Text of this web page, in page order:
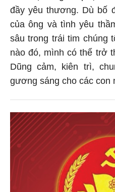
đầy yêu thương. Dù bố
của ông và tình yêu
sâu trong trái tim chúng
nào đó, mình có thể trở
Dũng cảm, kiên trì,
gương sáng cho các con